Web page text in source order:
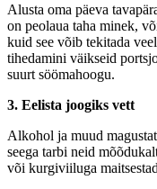
Alusta oma päeva
on peolaua taha minek,
kuid see võib tekitada
tihedamini väikseid
suurt söömahoogu.
3. Eelista joogiks vett
Alkohol ja muud
seega tarbi neid
või kurgiviiluga